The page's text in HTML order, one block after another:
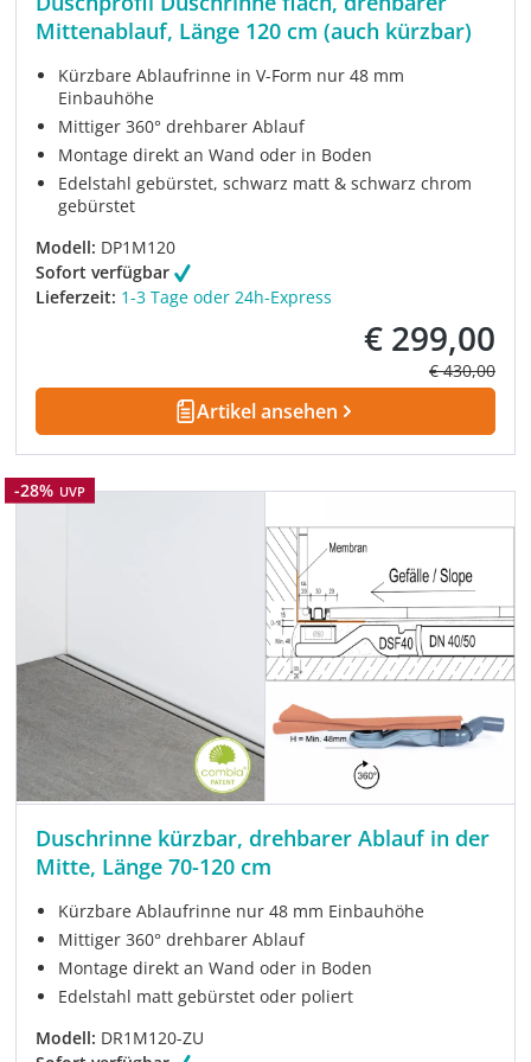
Mittenablauf, Länge 120 cm (auch kürzbar)
Kürzbare Ablaufrinne in V-Form nur 48 mm
Einbauhöhe
Mittiger 360° drehbarer Ablauf
Montage direkt an Wand oder in Boden
Edelstahl gebürstet, schwarz matt & schwarz chrom
gebürstet
Modell: DP1M120
Sofort verfügbar
Lieferzeit: 1-3 Tage oder 24h-Express
Verkaufspreis:
€ 299,00
Regulärer
€ 430,00
Artikel ansehen
Rabatt
-28% UVP
Duschrinne kürzbar, drehbarer Ablauf in der
Mitte, Länge 70-120 cm
Kürzbare Ablaufrinne nur 48 mm Einbauhöhe
Mittiger 360° drehbarer Ablauf
Montage direkt an Wand oder in Boden
Edelstahl matt gebürstet oder poliert
Modell: DR1M120-ZU